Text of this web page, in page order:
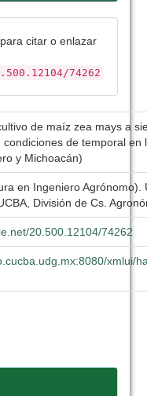
citar o enlazar
74262
de maíz zea mays a
condiciones de temporal en
y Michoacán)
en Ingeniero Agrónomo).
División de Cs.
20.500.12104/74262
xmlui/